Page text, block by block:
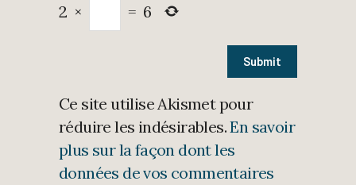
2 × = 6
Ce site utilise Akismet pour
réduire les indésirables.En savoir
plus sur la façon dont les
données de vos commentaires